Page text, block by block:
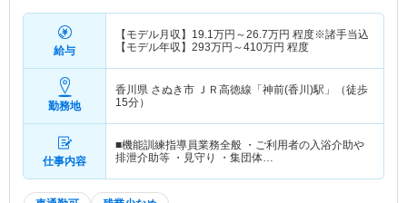
給与
【モデル月収】 19.1 万円～26.7万円 程度※諸手当込
【モデル年収】 293万円～410万円 程度
勤務地
香川県 さぬき市
ＪＲ高徳線「神前(香川)駅」（徒歩
15分）
仕事内容
■機能訓練指導員業務全般 ・ご利用者の入浴介助や
排泄介助等 ・見守り ・集団体…